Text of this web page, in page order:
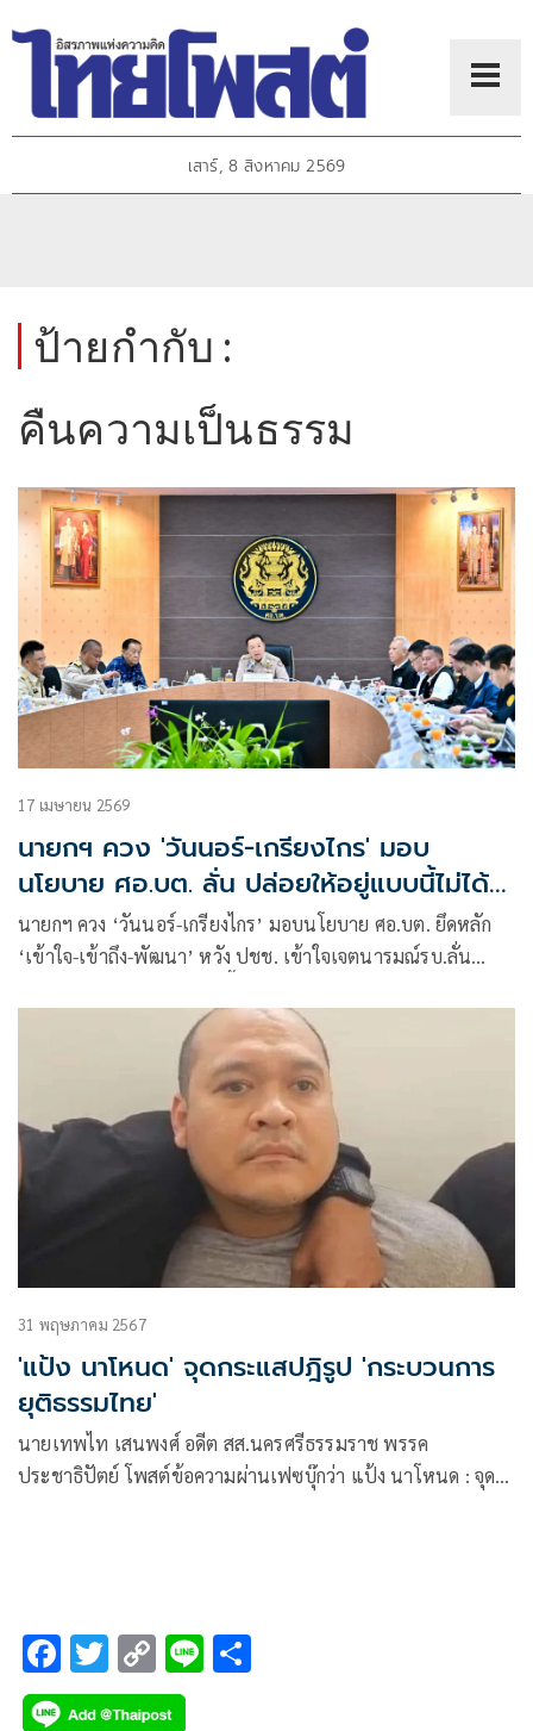
เสาร์, 8 สิงหาคม 2569
ป้ายกำกับ :
คืนความเป็นธรรม
17 เมษายน 2569
นายกฯ ควง 'วันนอร์-เกรียงไกร' มอบ
นโยบาย ศอ.บต. ลั่น ปล่อยให้อยู่แบบนี้ไม่ได้
เด็ดขาด
นายกฯ ควง ‘วันนอร์-เกรียงไกร’ มอบนโยบาย ศอ.บต. ยึดหลัก
‘เข้าใจ-เข้าถึง-พัฒนา’ หวัง ปชช. เข้าใจเจตนารมณ์รบ.ลั่น
ฟื้นฝอยหาตะเข็บ ต้องมุ่งแก้ที่ต้นเหตุอย่างตรงจุด ไม่เหมารวม
31 พฤษภาคม 2567
'แป้ง นาโหนด' จุดกระแสปฎิรูป 'กระบวนการ
ยุติธรรมไทย'
นายเทพไท เสนพงศ์ อดีต สส.นครศรีธรรมราช พรรค
ประชาธิปัตย์ โพสต์ข้อความผ่านเฟซบุ๊กว่า แป้ง นาโหนด : จุด
F
ac
T
wi
C
o
Li